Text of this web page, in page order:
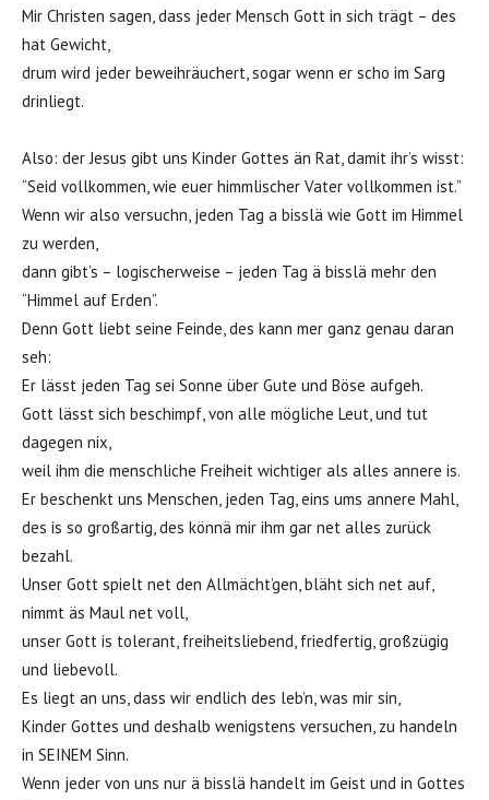
Mir Christen sagen, dass jeder Mensch Gott in sich trägt – des
hat Gewicht,
drum wird jeder beweihräuchert, sogar wenn er scho im Sarg
drinliegt.
Also: der Jesus gibt uns Kinder Gottes än Rat, damit ihr’s wisst:
“Seid vollkommen, wie euer himmlischer Vater vollkommen ist.”
Wenn wir also versuchn, jeden Tag a bisslä wie Gott im Himmel
zu werden,
dann gibt’s – logischerweise – jeden Tag ä bisslä mehr den
“Himmel auf Erden”.
Denn Gott liebt seine Feinde, des kann mer ganz genau daran
seh:
Er lässt jeden Tag sei Sonne über Gute und Böse aufgeh.
Gott lässt sich beschimpf, von alle mögliche Leut, und tut
dagegen nix,
weil ihm die menschliche Freiheit wichtiger als alles annere is.
Er beschenkt uns Menschen, jeden Tag, eins ums annere Mahl,
des is so großartig, des könnä mir ihm gar net alles zurück
bezahl.
Unser Gott spielt net den Allmächt’gen, bläht sich net auf,
nimmt äs Maul net voll,
unser Gott is tolerant, freiheitsliebend, friedfertig, großzügig
und liebevoll.
Es liegt an uns, dass wir endlich des leb’n, was mir sin,
Kinder Gottes und deshalb wenigstens versuchen, zu handeln
in SEINEM Sinn.
Wenn jeder von uns nur ä bisslä handelt im Geist und in Gottes